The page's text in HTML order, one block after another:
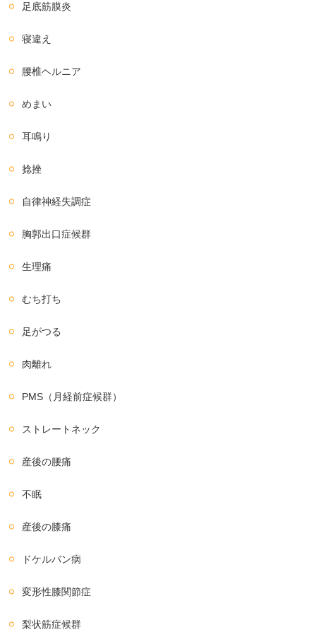
足底筋膜炎
寝違え
腰椎ヘルニア
めまい
耳鳴り
捻挫
自律神経失調症
胸郭出口症候群
生理痛
むち打ち
足がつる
肉離れ
PMS（月経前症候群）
ストレートネック
産後の腰痛
不眠
産後の膝痛
ドケルバン病
変形性膝関節症
梨状筋症候群